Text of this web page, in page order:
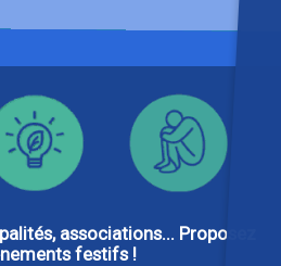
associations... Proposez
festifs !